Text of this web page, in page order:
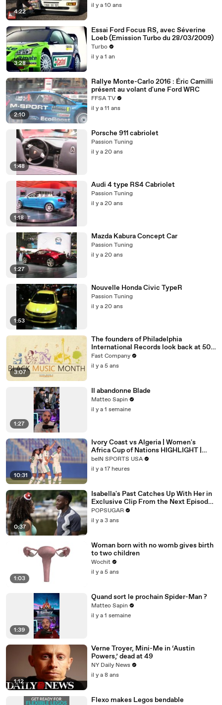
4:22
il y a 10 ans
3:28
Essai Ford Focus RS, avec Séverine
Loeb (Emission Turbo du 28/03/2009)
Turbo
il y a 1 an
2:10
Rallye Monte-Carlo 2016 : Éric Camilli
présent au volant d'une Ford WRC
FFSA TV
il y a 11 ans
1:48
Porsche 911 cabriolet
Passion Tuning
il y a 20 ans
1:18
Audi 4 type RS4 Cabriolet
Passion Tuning
il y a 20 ans
1:27
Mazda Kabura Concept Car
Passion Tuning
il y a 20 ans
1:53
Nouvelle Honda Civic TypeR
Passion Tuning
il y a 20 ans
3:07
The founders of Philadelphia
International Records look back at 50
amazing years
Fast Company
il y a 5 ans
1:27
Il abandonne Blade
Matteo Sapin
il y a 1 semaine
10:31
Ivory Coast vs Algeria | Women's
Africa Cup of Nations HIGHLIGHT |
08/08/2026 | beIN Sports USA
beIN SPORTS USA
il y a 17 heures
0:37
Isabella's Past Catches Up With Her in
Exclusive Clip From the Next Episode
of "Cruel Summer"
POPSUGAR
il y a 3 ans
1:03
Woman born with no womb gives birth
to two children
Wochit
il y a 5 ans
1:39
Quand sort le prochain Spider-Man ?
Matteo Sapin
il y a 1 semaine
1:12
Verne Troyer, Mini-Me in ‘Austin
Powers,’ dead at 49
NY Daily News
il y a 8 ans
Flexo makes Legos bendable